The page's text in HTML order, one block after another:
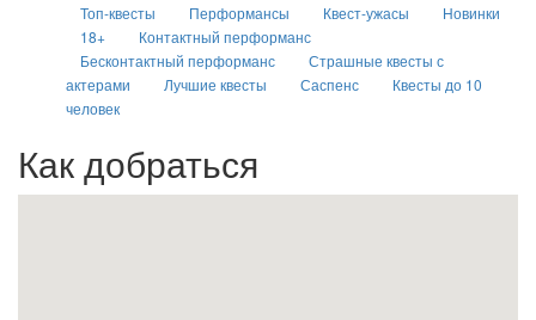
Топ-квесты
Перформансы Квест-ужасы
Новинки
18+
Контактный перформанс
Бесконтактный перформанс
Страшные квесты с
актерами
Лучшие квесты Саспенс
Квесты до 10
человек
Как добраться